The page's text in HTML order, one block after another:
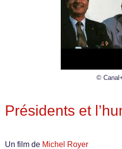
©
Présidents et
Un film de Michel Royer